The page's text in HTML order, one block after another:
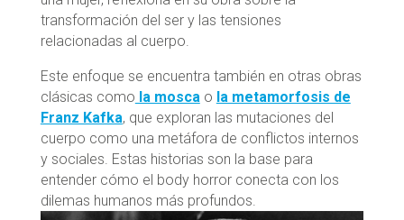
transformación del ser y las tensiones
relacionadas al cuerpo.
Este enfoque se encuentra también en otras obras
clásicas como la moscao la metamorfosis de
Franz Kafka, que exploran las mutaciones del
cuerpo como una metáfora de conflictos internos
y sociales. Estas historias son la base para
entender cómo el body horror conecta con los
dilemas humanos más profundos.